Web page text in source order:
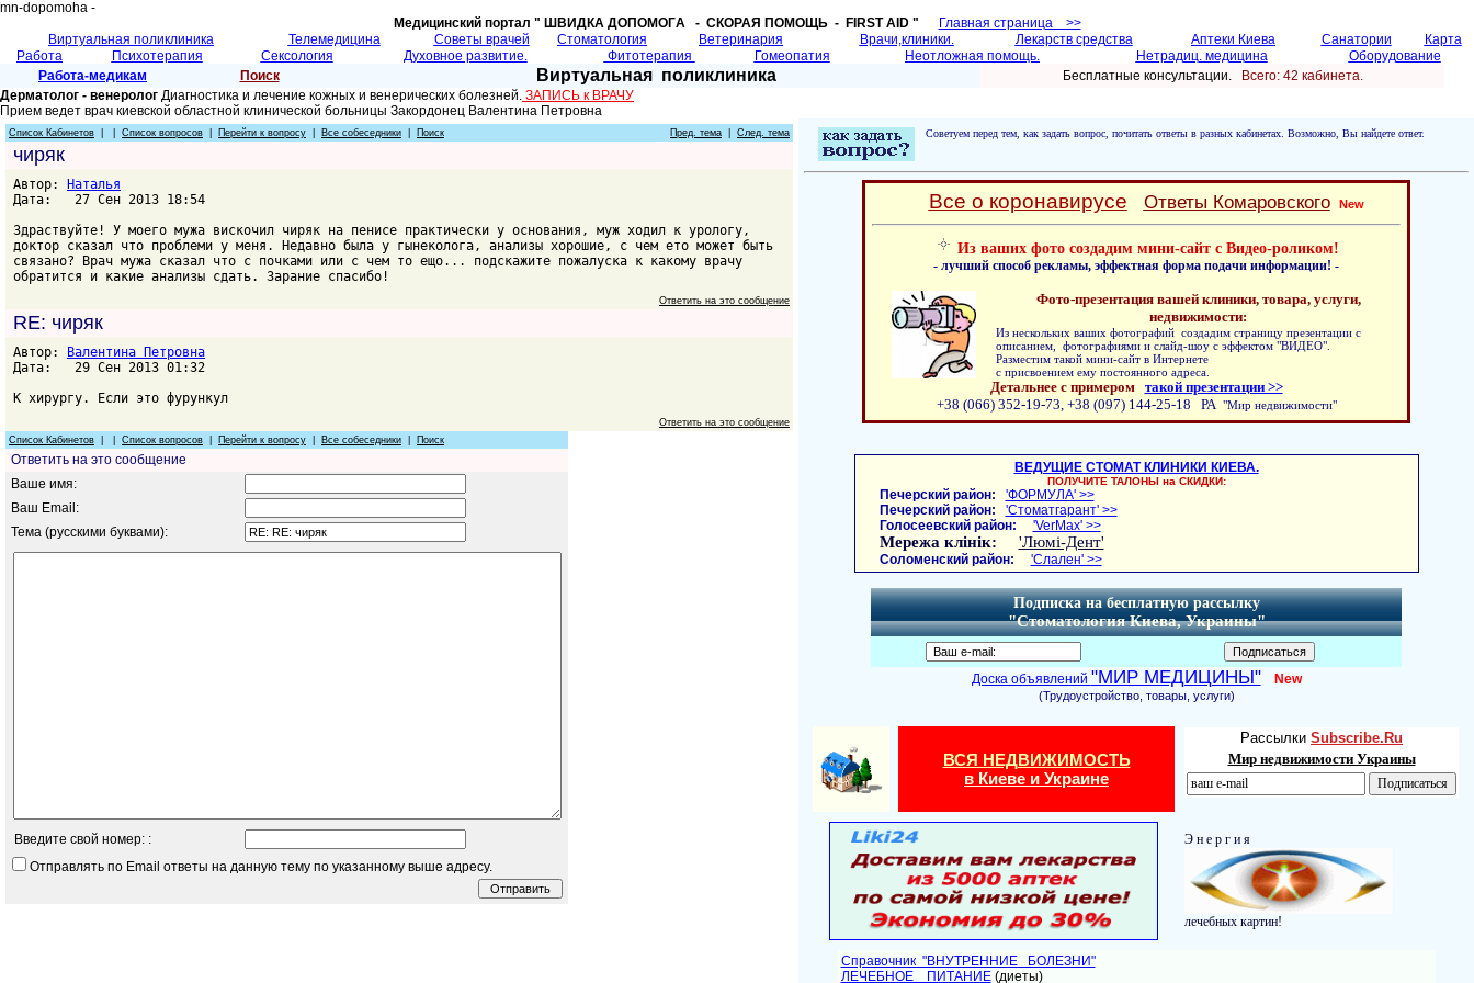
mn-dopomoha -
Медицинский портал " ШВИДКА ДОПОМОГA - СКОРАЯ ПОМОЩЬ - FIRST AID "
Главная страница >>
Виртуальная поликлиника
Телемедицина Советы врачей Cтоматология Ветеринария Врачи,клиники. Лекарств средства Аптеки Киева Санатории
Карта
Работа
Психотерапия Сексология Духовное развитие. Фитотерапия Гомеопатия Неотложная помощь. Нетрадиц. медицина
Оборудование
Работа-медикам
Поиск Виртуальная поликлиника Бесплатные консультации.
Всего: 42 кабинетa.
Дерматолог - венеролог Диагностика и лечение кожных и венерических болезней. ЗАПИСЬ к ВРАЧУ
Прием ведет врач киевской областной клинической больницы Закордонец Валентина Петровна
Список Кабинетов Список вопросов Перейти к вопросу Все собеседники Поиск Пред. тема След. тема
чиряк
Автор:
Наталья
Дата: 27 Сен 2013 18:54
Здраствуйте! У моего мужа вискочил чиряк на пенисе практически у основания, муж ходил к урологу,
доктор сказал что проблеми у меня. Недавно была у гынеколога, анализы хорошие, с чем ето может быть
связано? Врач мужа сказал что с почками или с чем то ещо... подскажите пожалуска к какому врачу
обратится и какие анализы сдать. Зарание спасибо!
Ответить на это сообщение
RE: чиряк
Автор:
Валентина Петровна
Дата: 29 Сен 2013 01:32
К хирургу. Если это фурункул
Ответить на это сообщение
Список Кабинетов
Список вопросов Перейти к вопросу Все собеседники Поиск
Ответить на это сообщение
Ваше имя:
Ваш Email:
Тема (русскими буквами):
Введите свой номер: :
Отправлять по Email ответы на данную тему по указанному выше адресу.
Советуем перед тем, как задать вопрос, почитать ответы в разных кабинетах. Возможно, Вы найдете ответ.
Все о коронавирусе Ответы Комаровского New
Из ваших фото создадим мини-сайт с Видео-роликом!
- лучший способ рекламы, эффектная форма подачи информации! -
Фото-презентация вашей клиники, товара, услуги,
недвижимости:
Из нескольких ваших фотографий создадим страницу презентации с
описанием, фотографиями и слайд-шоу с эффектом "ВИДЕО".
Разместим такой мини-сайт в Интернете
с присвоением ему постоянного адреса.
Детальнее с примером такой презентации >>
+38 (066) 352-19-73, +38 (097) 144-25-18 РА "Мир недвижимости"
ВЕДУЩИЕ СТОМАТ КЛИНИКИ КИЕВА.
ПОЛУЧИТЕ ТАЛОНЫ на СКИДКИ:
Печерский район:
'ФОРМУЛА' >>
Печерский район:
'Стоматгарант' >>
Голосеевский район:
'VerMax' >>
Мережа клінік: 'Люмі-Дент'
Соломенский район: 'Слален' >>
Подписка на бесплатную рассылку
"Стоматология Киева, Украины"
Доска объявлений "МИР МЕДИЦИНЫ" New
(Трудоустройство, товары, услуги)
ВСЯ НЕДВИЖИМОСТЬ
в Киеве и Украине
Рассылки Subscribe.Ru
Мир недвижимости Украины
Э н е р г и я
лечебных картин!
Справочник "ВНУТРЕННИЕ БОЛЕЗНИ"
ЛЕЧЕБНОЕ ПИТАНИЕ(диеты)